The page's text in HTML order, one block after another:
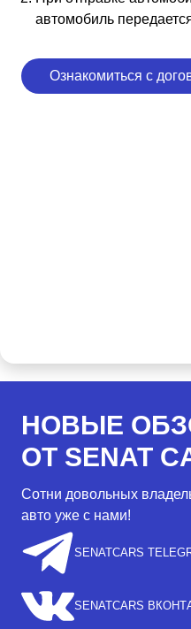
автомобиль
Ознакомиться с
НОВЫЕ
ОТ SENAT
Сотни довольных
авто уже с нами!
SENATCARS
SENATCARS